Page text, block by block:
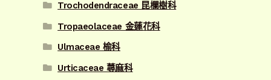
Trochodendraceae 昆欄樹科
Tropaeolaceae 金蓮花科
Ulmaceae 榆科
Urticaceae 蕁麻科